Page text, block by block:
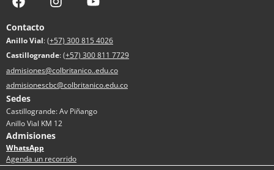
Contacto
Anillo Vial:(+57) 300 815 4026
Castillogrande:(+57) 300 811 7729
admisiones@colbritanico..edu.co
admisionescbc@colbritanico.edu.co
Sedes
Castillogrande: Av Piñango
Anillo Vial KM 12
Admisiones
WhatsApp
Agenda un recorrido